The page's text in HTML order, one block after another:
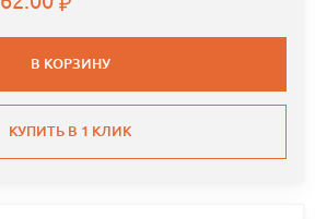
В КОРЗИНУ
КУПИТЬ В 1 КЛИК